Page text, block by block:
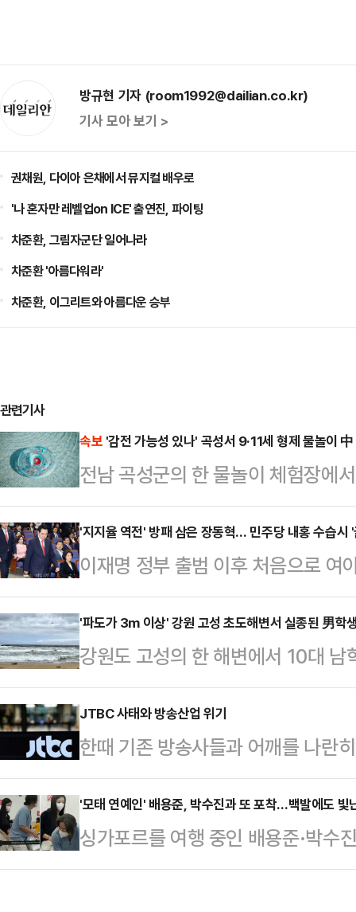
방규현 기자 (room1992@dailian.co.kr)
기사 모아 보기 >
권채원, 다이아 은채에서 뮤지컬 배우로
'나 혼자만 레벨업on ICE' 출연진, 파이팅
차준환, 그림자군단 일어나라
차준환 '아름다워라'
차준환, 이그리트와 아름다운 승부
관련기사
속보 '감전 가능성 있나' 곡성서 9·11세 형제 물놀이
전남 곡성군의 한 물놀이 체험장에
다.21일 전남 곡성경찰서 등에 따
놀이 체험장에서 남자 어린이 2명
신고를 받고 출동한 소방 당국은
에 있는 병원으로 이송했지만 끝내
경찰은 "어린이 2명이 물놀이 도중
고 가능성이 있다고 보고 조사하고
메라(CCTV) 영상…
'지지율 역전' 방패 삼은 장동혁… 민주당 내홍 수습시
이재명 정부 출범 이후 처음으로 여
가가 엇갈리고 있다. 장동혁 대표의
기 때문이다. 지지율이 꺾이면 자연
미치고 있는 더불어민주당의 내홍
이라는 분석이 나온다.22일 국민의
며 퇴원 시점을 검토하는 것으로
는데, 올해 초 쌍특검(통일교·공천
영향을 미쳤다고 전…
'파도가 3m 이상' 강원 고성 초도해변서 실종된 男학
강원도 고성의 한 해변에서 10대
간 수색에 나섰으나 아직까지 실종
고성군 초도해변에서 고등학생 A
초 해경과 함께 헬기 1대와 장비
내 수색 작업에 나섰다.하지만 기상
6시쯤 종료됐다. 다만 속초 해경은
대에 대한 수색을 이어갔다.A군은
하려고…
JTBC 사태와 방송산업 위기
한때 기존 방송사들과 어깨를 나란
JTBC가 위기에 처해 충격을 주고
JTBC, 콘텐트리중앙, 메가박스중
난 15일 서울회생법원에 기업회생
12일 206억원 규모 유동화 차입금
'모태 연예인' 배용준, 박수진과 또 포착…백발에도 빛
싱가포르를 여행 중인 배용준·박수
용준은 세월이 흘러도 변함없는 아